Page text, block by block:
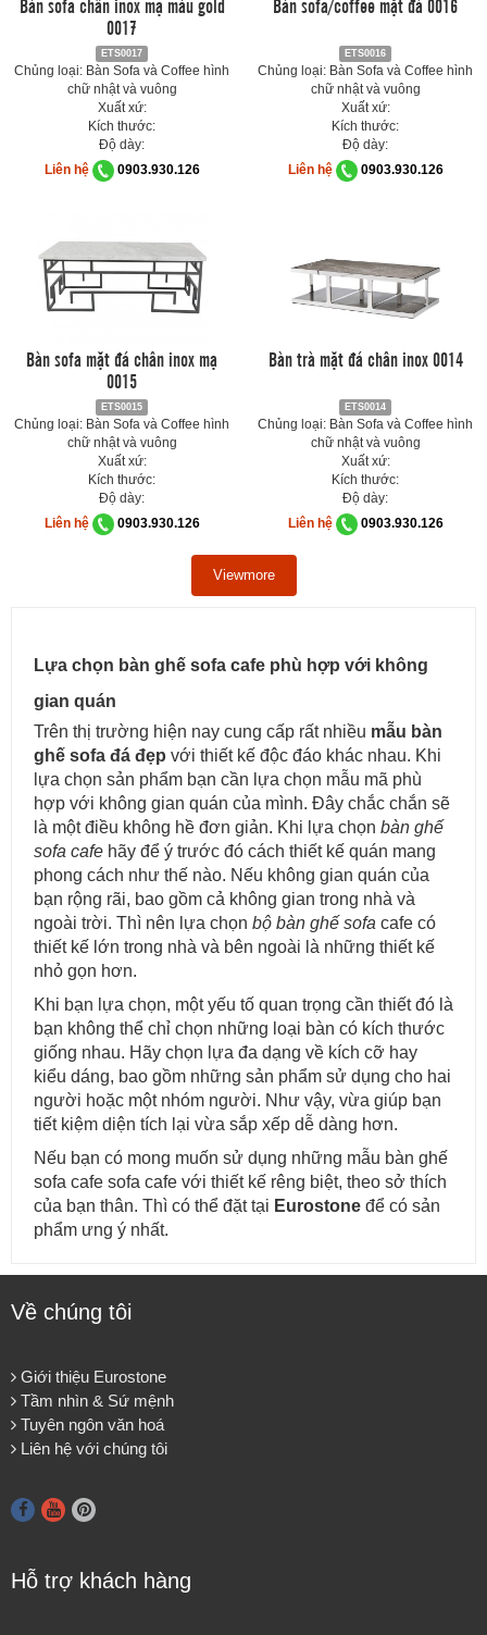
0017
ETS0017
Chủng loại: Bàn Sofa và Coffee hình
chữ nhật và vuông
Xuất xứ:
Kích thước:
Độ dày:
Liên hệ
0903.930.126
ETS0016
Chủng loại: Bàn Sofa và Coffee hình
chữ nhật và vuông
Xuất xứ:
Kích thước:
Độ dày:
Liên hệ
0903.930.126
Bàn sofa mặt đá chân inox mạ
0015
ETS0015
Chủng loại: Bàn Sofa và Coffee hình
chữ nhật và vuông
Xuất xứ:
Kích thước:
Độ dày:
Liên hệ
0903.930.126
Bàn trà mặt đá chân inox 0014
ETS0014
Chủng loại: Bàn Sofa và Coffee hình
chữ nhật và vuông
Xuất xứ:
Kích thước:
Độ dày:
Liên hệ
0903.930.126
Viewmore
Lựa chọn bàn ghế sofa cafe phù hợp với không
gian quán
Trên thị trường hiện nay cung cấp rất nhiều mẫu bàn
ghế sofa đá đẹp với thiết kế độc đáo khác nhau. Khi
lựa chọn sản phẩm bạn cần lựa chọn mẫu mã phù
hợp với không gian quán của mình. Đây chắc chắn sẽ
là một điều không hề đơn giản. Khi lựa chọn bàn ghế
sofa cafe hãy để ý trước đó cách thiết kế quán mang
phong cách như thế nào. Nếu không gian quán của
bạn rộng rãi, bao gồm cả không gian trong nhà và
ngoài trời. Thì nên lựa chọn bộ bàn ghế sofa cafe có
thiết kế lớn trong nhà và bên ngoài là những thiết kế
nhỏ gọn hơn.
Khi bạn lựa chọn, một yếu tố quan trọng cần thiết đó là
bạn không thể chỉ chọn những loại bàn có kích thước
giống nhau. Hãy chọn lựa đa dạng về kích cỡ hay
kiểu dáng, bao gồm những sản phẩm sử dụng cho hai
người hoặc một nhóm người. Như vậy, vừa giúp bạn
tiết kiệm diện tích lại vừa sắp xếp dễ dàng hơn.
Nếu bạn có mong muốn sử dụng những mẫu bàn ghế
sofa cafe sofa cafe với thiết kế rêng biệt, theo sở thích
của bạn thân. Thì có thể đặt tại Eurostone để có sản
phẩm ưng ý nhất.
Về chúng tôi
Giới thiệu Eurostone
Tầm nhìn & Sứ mệnh
Tuyên ngôn văn hoá
Liên hệ với chúng tôi
Hỗ trợ khách hàng